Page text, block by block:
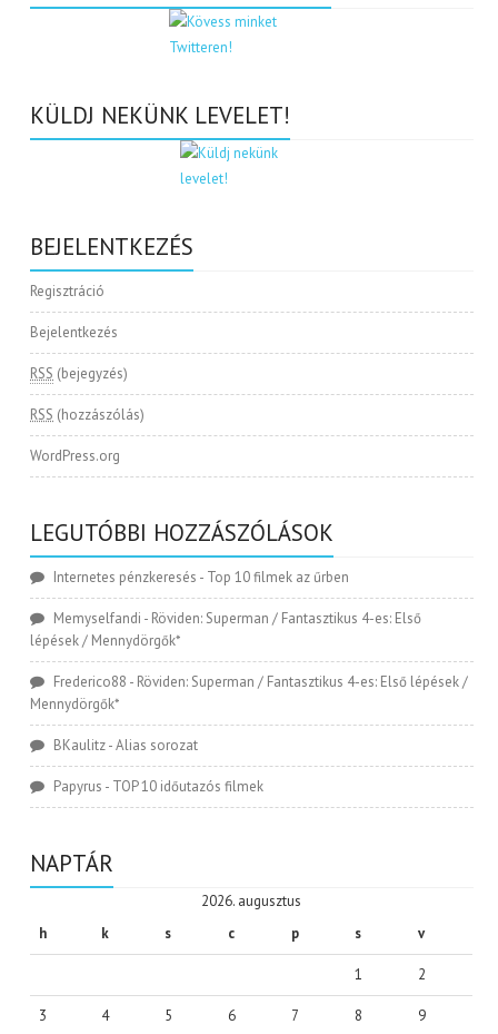
KÜLDJ NEKÜNK LEVELET!
BEJELENTKEZÉS
Regisztráció
Bejelentkezés
RSS (bejegyzés)
RSS (hozzászólás)
WordPress.org
LEGUTÓBBI HOZZÁSZÓLÁSOK
Internetes pénzkeresés - Top 10 filmek az űrben
Memyselfandi - Röviden: Superman / Fantasztikus 4-es: Első
lépések / Mennydörgők*
Frederico88 - Röviden: Superman / Fantasztikus 4-es: Első lépések /
Mennydörgők*
BKaulitz-Alias sorozat
Papyrus - TOP 10 időutazós filmek
NAPTÁR
2026. augusztus
h
k s c p s v
1 2
3 4 5 6 7 8 9